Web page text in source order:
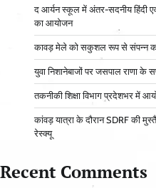
द आर्यन स्कूल में अंतर-सदनीय हिंदी
का आयोजन
कावड़ मेले को सकुशल रूप से संपन्न
युवा निशानेबाजों पर जसपाल राणा के
तकनीकी शिक्षा विभाग प्रदेशभर में
कांवड़ यात्रा के दौरान SDRF की
रेस्क्यू
Recent Comments